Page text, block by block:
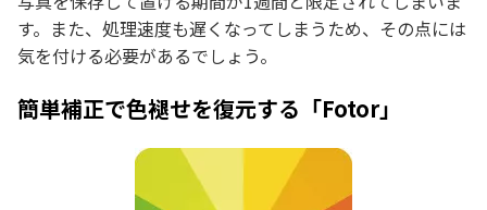
す。また、処理速度も遅くなってしまうため、その点には
気を付ける必要があるでしょう。
簡単補正で色褪せを復元する「Fotor」